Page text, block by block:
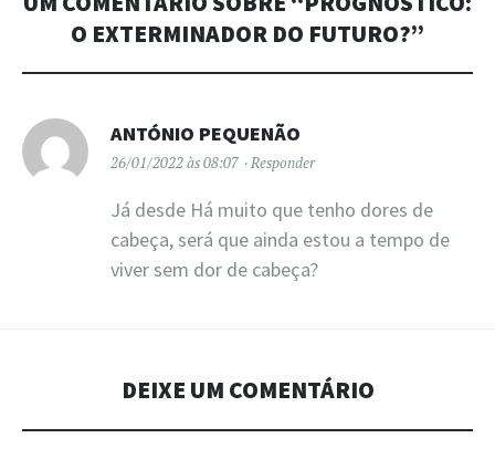
O EXTERMINADOR DO FUTURO?”
ANTÓNIO PEQUENÃO
26/01/2022 às 08:07 Responder
Já desde Há muito que tenho dores de
cabeça, será que ainda estou a tempo de
viver sem dor de cabeça?
DEIXE UM COMENTÁRIO